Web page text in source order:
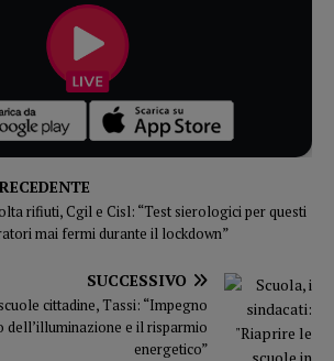
rifiuti, Cgil e Cisl: “Test sierologici per questi
mai fermi durante il lockdown”
SUCCESSIVO
cittadine, Tassi: “Impegno
e il risparmio
energetico”